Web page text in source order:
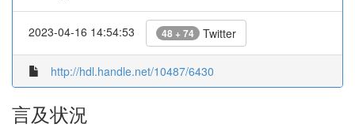
2023-04-16 14:54:53 48 + 74 Twitter
http://hdl.handle.net/10487/6430
言及状況